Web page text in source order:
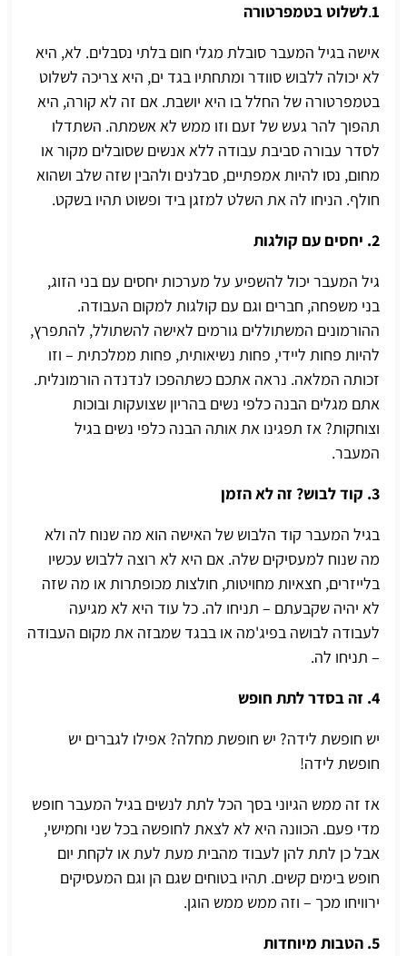
1
.לשלוט בטמפרטורה
אישה בגיל המעבר סובלתמגלי חום בלתי נסבלים. לא, היא
לא יכולה ללבוש סוודר ומתחתיו בגד ים, היא צריכה לשלוט
בטמפרטורה של החלל בו היא יושבת. אם זה לא קורה, היא
תהפוך להר געש של זעם וזו ממש לא אשמתה. השתדלו
לסדר עבורה סביבת עבודה ללא אנשים שסובלים מקור או
מחום, נסו להיות אמפתיים, סבלנים ולהבין שזה שלב ושהוא
חולף. הניחו לה את השלט למזגן ביד ופשוט תהיו בשקט.
2. יחסים עם קולגות
גיל המעבר יכול להשפיע על מערכות יחסים עם בני הזוג,
בני משפחה, חברים וגם עם קולגות למקום העבודה.
ההורמונים המשתוללים גורמים לאישה להשתולל, להתפרץ,
להיות פחות ליידי, פחות נשיאותית, פחות ממלכתית – וזו
זכותה המלאה. נראה אתכם כשתהפכו לנדנדה הורמונלית.
אתם מגלים הבנה כלפי נשים בהריון שצועקות ובוכות
וצוחקות? אז תפגינו את אותה הבנה כלפי נשים בגיל
המעבר.
3. קוד לבוש? זה לא הזמן
בגיל המעבר קוד הלבוש של האישה הוא מה שנוח לה ולא
מה שנוח למעסיקים שלה. אם היא לא רוצה ללבוש עכשיו
בלייזרים, חצאיות מחויטות, חולצות מכופתרות או מה שזה
לא יהיה שקבעתם – תניחו לה. כל עוד היא לא מגיעה
לעבודה לבושה בפיג'מה או בבגד שמבזה את מקום העבודה
– תניחו לה.
4. זה בסדר לתת חופש
יש חופשת לידה? יש חופשת מחלה? אפילו לגברים יש
חופשת לידה!
אז זה ממש הגיוני בסך הכל לתת לנשים בגיל המעבר חופש
מדי פעם. הכוונה היא לא לצאת לחופשה בכל שני וחמישי,
אבל כן לתת להן לעבוד מהבית מעת לעת או לקחת יום
חופש בימים קשים. תהיו בטוחים שגם הן וגם המעסיקים
ירוויחו מכך – וזה ממש ממש הוגן.
5. הטבות מיוחדות